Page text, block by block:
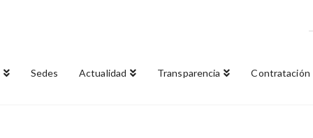
Sedes Actualidad Transparencia Contratación